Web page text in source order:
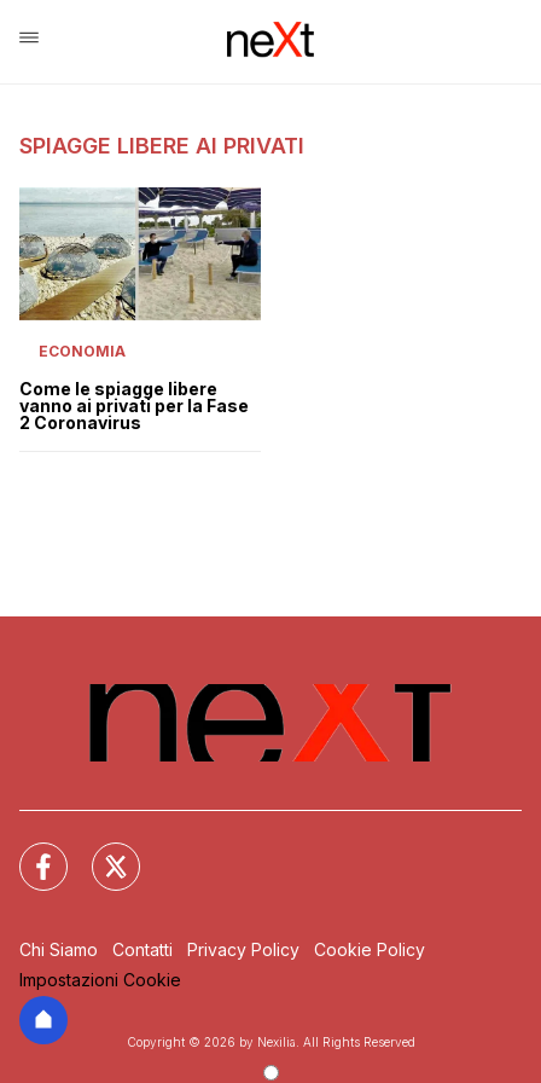
SPIAGGE LIBERE AI PRIVATI
ECONOMIA
Come le spiagge libere
vanno ai privati per la Fase
2 Coronavirus
Chi Siamo Contatti Privacy Policy
Cookie Policy
Impostazioni Cookie
Copyright © 2026 by Nexilia. All Rights Reserved